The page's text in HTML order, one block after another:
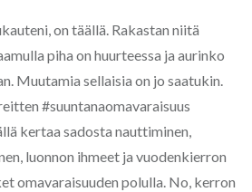
on täällä. Rakastan niitä
piha on huurteessa ja aurinko
Muutamia sellaisia on jo saatukin.
#suuntanaomavaraisuus
kertaa sadosta nauttiminen,
luonnon ihmeet ja vuodenkierron
omavaraisuuden polulla. No, kerron